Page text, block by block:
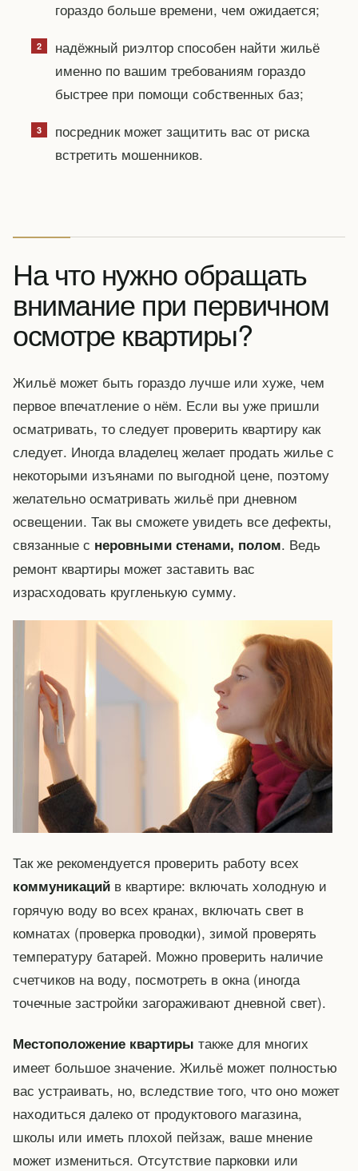
гораздо больше времени, чем ожидается;
надёжный риэлтор способен найти жильё
именно по вашим требованиям гораздо
быстрее при помощи собственных баз;
посредник может защитить вас от риска
встретить мошенников.
На что нужно обращать
внимание при первичном
осмотре квартиры?
Жильё может быть гораздо лучше или хуже, чем
первое впечатление о нём. Если вы уже пришли
осматривать, то следует проверить квартиру как
следует. Иногда владелец желает продать жилье с
некоторыми изъянами по выгодной цене, поэтому
желательно осматривать жильё при дневном
освещении. Так вы сможете увидеть все дефекты,
связанные с неровными стенами, полом. Ведь
ремонт квартиры может заставить вас
израсходовать кругленькую сумму.
Так же рекомендуется проверить работу всех
коммуникаций в квартире: включать холодную и
горячую воду во всех кранах, включать свет в
комнатах (проверка проводки), зимой проверять
температуру батарей. Можно проверить наличие
счетчиков на воду, посмотреть в окна (иногда
точечные застройки загораживают дневной свет).
Местоположение квартиры также для многих
имеет большое значение. Жильё может полностью
вас устраивать, но, вследствие того, что оно может
находиться далеко от продуктового магазина,
школы или иметь плохой пейзаж, ваше мнение
может измениться. Отсутствие парковки или